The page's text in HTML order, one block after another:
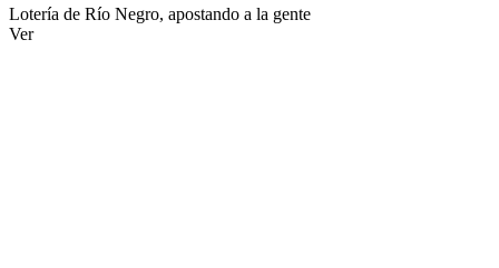
Lotería de Río Negro, apostando a la gente
Ver